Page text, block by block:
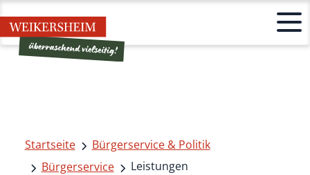
Startseite
Bürgerservice & Politik
Bürgerservice
Leistungen